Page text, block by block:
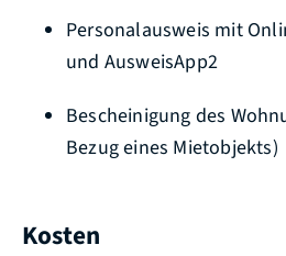
Personalausweis mit
und AusweisApp2
Bescheinigung des
Bezug eines Mietobjekts)
Kosten